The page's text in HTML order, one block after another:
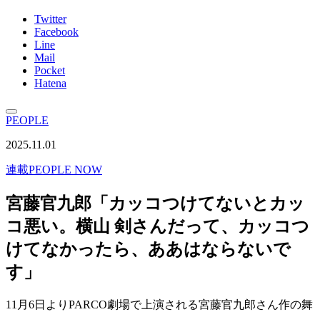
Twitter
Facebook
Line
Mail
Pocket
Hatena
PEOPLE
2025.11.01
連載PEOPLE NOW
宮藤官九郎「カッコつけてないとカッ
コ悪い。横山 剣さんだって、カッコつ
けてなかったら、ああはならないで
す」
11月6日よりPARCO劇場で上演される宮藤官九郎さん作の舞